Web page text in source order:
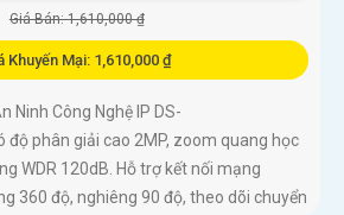
Giá Bán: 1,610,000 ₫
Khuyến Mại: 1,610,000 ₫
Ninh Công Nghệ IP DS-
độ phân giải cao 2MP, zoom quang học
WDR 120dB. Hỗ trợ kết nối mạng
360 độ, nghiêng 90 độ, theo dõi chuyển